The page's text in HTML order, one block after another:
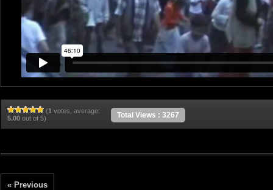
(1 votes, average:
5.00 out of 5) Total Views : 3267
« Previous